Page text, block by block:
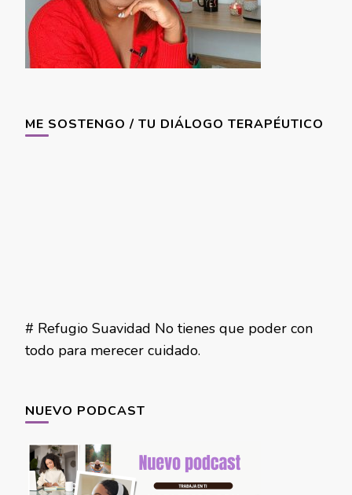
ME SOSTENGO / TU DIÁLOGO TERAPÉUTICO
# Refugio Suavidad No tienes que poder con
todo para merecer cuidado.
NUEVO PODCAST